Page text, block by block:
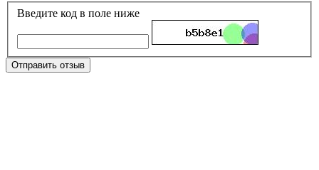
Введите код в поле ниже
Отправить отзыв